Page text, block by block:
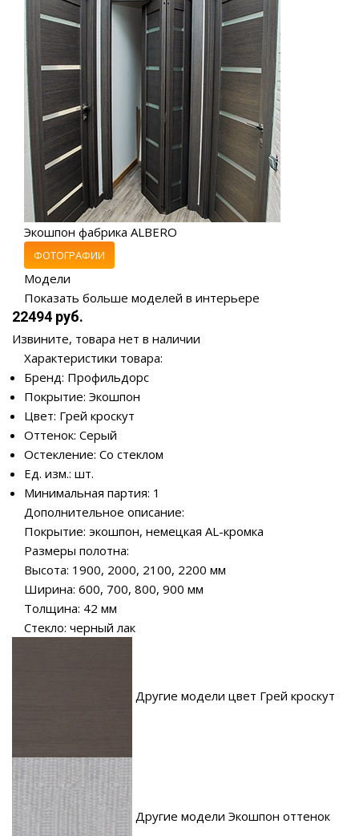
Экошпон фабрика ALBERO
ФОТОГРАФИИ
Модели
Показать больше моделей в интерьере
22494 руб.
Извините, товара нет в наличии
Характеристики товара:
Бренд: Профильдорс
Покрытие: Экошпон
Цвет: Грей кроскут
Оттенок: Серый
Остекление: Со стеклом
Ед. изм.: шт.
Минимальная партия: 1
Дополнительное описание:
Покрытие: экошпон, немецкая AL-кромка
Размеры полотна:
Высота: 1900, 2000, 2100, 2200 мм
Ширина: 600, 700, 800, 900 мм
Толщина: 42 мм
Стекло: черный лак
Другие модели цвет Грей кроскут
Другие модели Экошпон оттенок